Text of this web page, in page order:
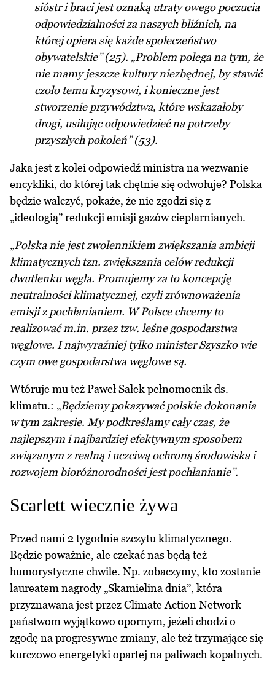
sióstr i braci jest oznaką utraty owego poczucia
odpowiedzialności za naszych bliźnich, na
której opiera się każde społeczeństwo
obywatelskie” (25). „Problem polega na tym, że
nie mamy jeszcze kultury niezbędnej, by stawić
czoło temu kryzysowi, i konieczne jest
stworzenie przywództwa, które wskazałoby
drogi, usiłując odpowiedzieć na potrzeby
przyszłych pokoleń” (53).
Jaka jest z kolei odpowiedź ministra na wezwanie
encykliki, do której tak chętnie się odwołuje? Polska
będzie walczyć, pokaże, że nie zgodzi się z
„ideologią” redukcji emisji gazów cieplarnianych.
„Polska nie jest zwolennikiem zwiększania ambicji
klimatycznych tzn. zwiększania celów redukcji
dwutlenku węgla. Promujemy za to koncepcję
neutralności klimatycznej, czyli zrównoważenia
emisji z pochłanianiem. W Polsce chcemy to
realizować m.in. przez tzw. leśne gospodarstwa
węglowe. I najwyraźniej tylko minister Szyszko wie
czym owe gospodarstwa węglowe są.
Wtóruje mu też Paweł Sałek pełnomocnik ds.
klimatu.: „Będziemy pokazywać polskie dokonania
w tym zakresie. My podkreślamy cały czas, że
najlepszym i najbardziej efektywnym sposobem
związanym z realną i uczciwą ochroną środowiska i
rozwojem bioróżnorodności jest pochłanianie”.
Scarlett wiecznie żywa
Przed nami 2 tygodnie szczytu klimatycznego.
Będzie poważnie, ale czekać nas będą też
humorystyczne chwile. Np. zobaczymy, kto zostanie
laureatem nagrody „Skamielina dnia”, która
przyznawana jest przez Climate Action Network
państwom wyjątkowo opornym, jeżeli chodzi o
zgodę na progresywne zmiany, ale też trzymające się
kurczowo energetyki opartej na paliwach kopalnych.